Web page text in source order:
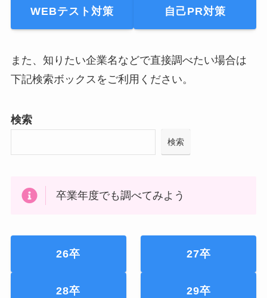
WEBテスト対策 自己PR対策
また、知りたい企業名などで直接調べたい場合は
下記検索ボックスをご利用ください。
検索
検索
卒業年度でも調べてみよう
26卒 27卒
28卒 29卒